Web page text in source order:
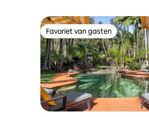
Favoriet van gasten
Favoriet van gasten